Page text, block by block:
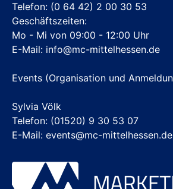
Telefon: (0 64 42) 2 00 30 53
Geschäftszeiten:
Mo - Mi von 09:00 - 12:00 Uhr
E-Mail: info@mc-mittelhessen.de
Events (Organisation und
Sylvia Völk
Telefon: (01520) 9 30 53 07
E-Mail: events@mc-mittelhessen.de